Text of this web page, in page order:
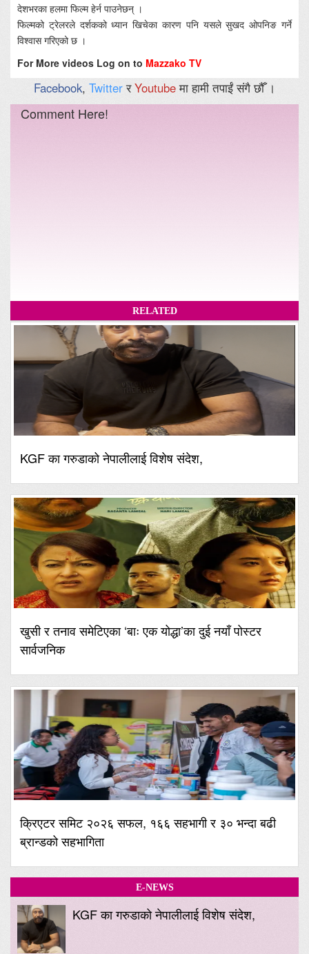
देशभरका हलमा फिल्म हेर्न पाउनेछन् ।
फिल्मको ट्रेलरले दर्शकको ध्यान खिचेका कारण पनि यसले सुखद ओपनिङ गर्ने
विश्वास गरिएको छ ।
For More videos Log on to Mazzako TV
Facebook, TwitterरYoutubeमा हामी तपाईं संगै छौँ ।
Comment Here!
RELATED
KGF का गरुडाको नेपालीलाई विशेष संदेश,
खुसी र तनाव समेटिएका ‘बाः एक योद्धा’का दुई नयाँ पोस्टर
सार्वजनिक
क्रिएटर समिट २०२६ सफल, १६६ सहभागी र ३० भन्दा बढी
ब्रान्डको सहभागिता
E-NEWS
KGF का गरुडाको नेपालीलाई विशेष संदेश,